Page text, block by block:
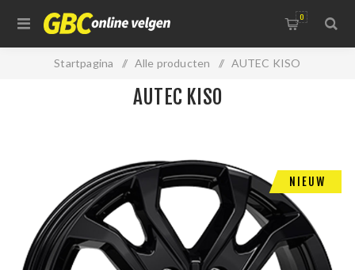
0
Startpagina / Alle producten / AUTEC KISO
NIEUW
AUTEC KISO